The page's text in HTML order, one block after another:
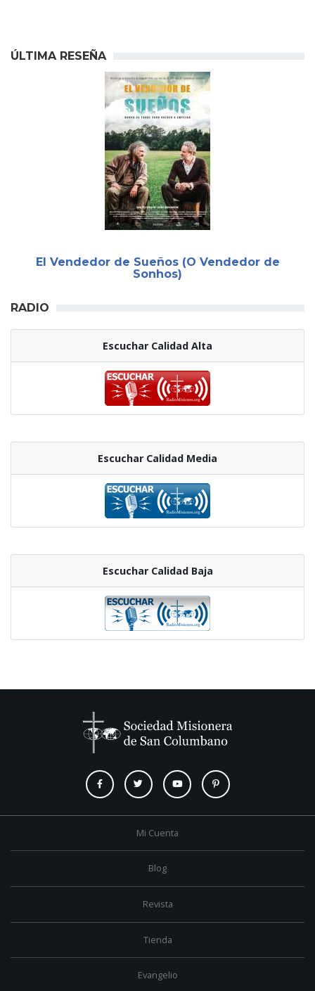
ÚLTIMA RESEÑA
El Vendedor de Sueños (O Vendedor de
Sonhos)
RADIO
Escuchar Calidad Alta
Escuchar Calidad Media
Escuchar Calidad Baja
Mi Cuenta
Blog
Revista
Tienda
Evangelio